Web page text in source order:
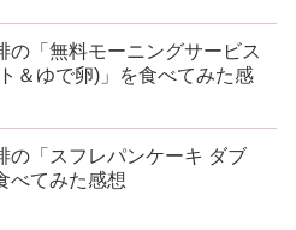
の「無料モーニングサービス
＆ゆで卵)」を食べてみた感
の「スフレパンケーキ ダブ
べてみた感想